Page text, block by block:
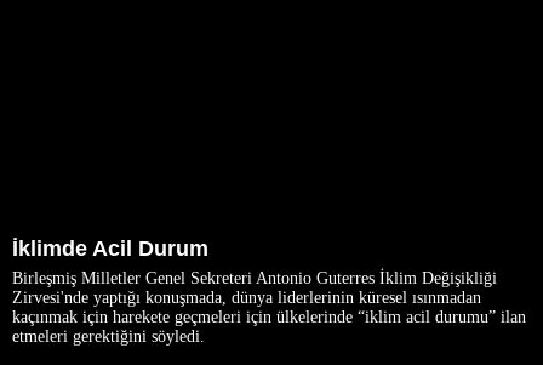
İklimde Acil Durum
Birleşmiş Milletler Genel Sekreteri Antonio Guterres İklim Değişikliği
Zirvesi'nde yaptığı konuşmada, dünya liderlerinin küresel ısınmadan
kaçınmak için harekete geçmeleri için ülkelerinde “iklim acil durumu” ilan
etmeleri gerektiğini söyledi.